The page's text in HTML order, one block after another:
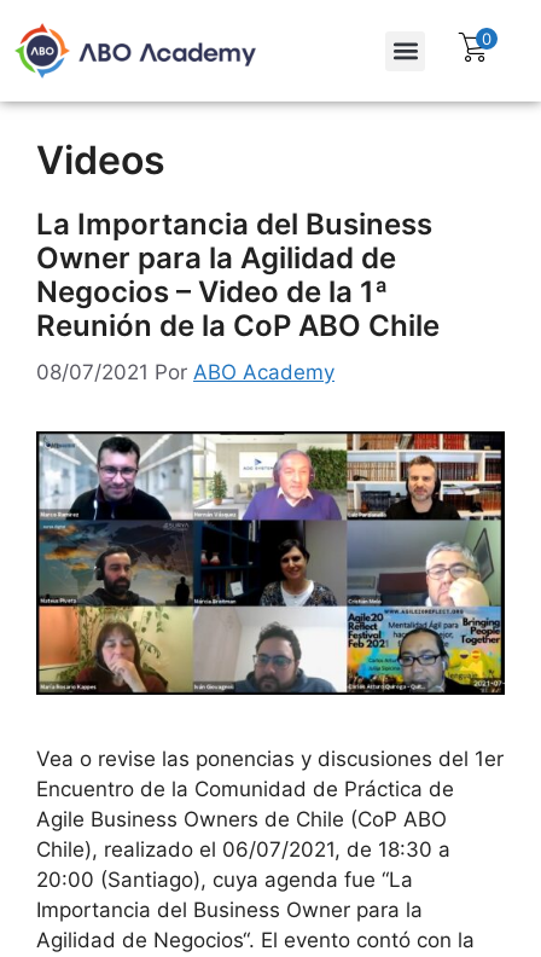
0
Videos
La Importancia del Business
Owner para la Agilidad de
Negocios – Video de la 1ª
Reunión de la CoP ABO Chile
08/07/2021 Por ABO Academy
Vea o revise las ponencias y discusiones del 1er
Encuentro de la Comunidad de Práctica de
Agile Business Owners de Chile (CoP ABO
Chile), realizado el 06/07/2021, de 18:30 a
20:00 (Santiago), cuya agenda fue “La
Importancia del Business Owner para la
Agilidad de Negocios“. El evento contó con la